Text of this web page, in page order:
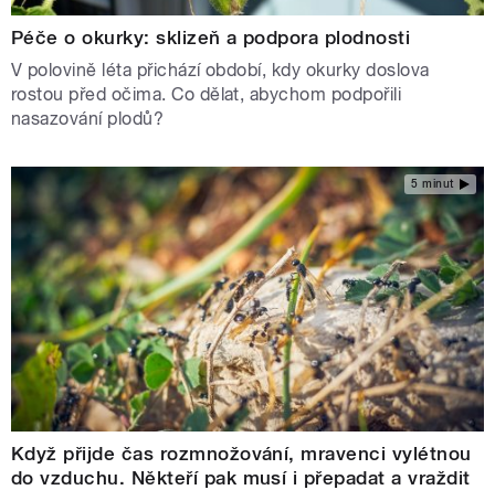
Péče o okurky: sklizeň a podpora plodnosti
V polovině léta přichází období, kdy okurky doslova
rostou před očima. Co dělat, abychom podpořili
nasazování plodů?
5 minut
Když přijde čas rozmnožování, mravenci vylétnou
do vzduchu. Někteří pak musí i přepadat a vraždit